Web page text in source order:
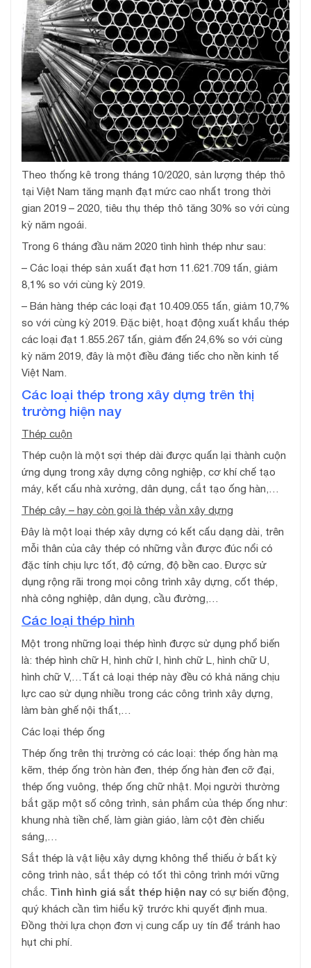
Theo thống kê trong tháng 10/2020, sản lượng thép thô
tại Việt Nam tăng mạnh đạt mức cao nhất trong thời
gian 2019 – 2020, tiêu thụ thép thô tăng 30% so với cùng
kỳ năm ngoái.
Trong 6 tháng đầu năm 2020 tình hình thép như sau:
– Các loại thép sản xuất đạt hơn 11.621.709 tấn, giảm
8,1% so với cùng kỳ 2019.
– Bán hàng thép các loại đạt 10.409.055 tấn, giảm 10,7%
so với cùng kỳ 2019. Đặc biệt, hoạt động xuất khẩu thép
các loại đạt 1.855.267 tấn, giảm đến 24,6% so với cùng
kỳ năm 2019, đây là một điều đáng tiếc cho nền kinh tế
Việt Nam.
Các loại thép trong xây dựng trên thị
trường hiện nay
Thép cuộn
Thép cuộn là một sợi thép dài được quấn lại thành cuộn
ứng dụng trong xây dựng công nghiệp, cơ khí chế tạo
máy, kết cấu nhà xưởng, dân dụng, cắt tạo ống hàn,…
Thép cây – hay còn gọi là thép vằn xây dựng
Đây là một loại thép xây dựng có kết cấu dạng dài, trên
mỗi thân của cây thép có những vằn được đúc nổi có
đặc tính chịu lực tốt, độ cứng, độ bền cao. Được sử
dụng rộng rãi trong mọi công trình xây dựng, cốt thép,
nhà công nghiệp, dân dụng, cầu đường,…
Các loại thép hình
Một trong những loại thép hình được sử dụng phổ biến
là: thép hình chữ H, hình chữ I, hình chữ L, hình chữ U,
hình chữ V,…Tất cả loại thép này đều có khả năng chịu
lực cao sử dụng nhiều trong các công trình xây dựng,
làm bàn ghế nội thất,…
Các loại thép ống
Thép ống trên thị trường có các loại: thép ống hàn mạ
kẽm, thép ống tròn hàn đen, thép ống hàn đen cỡ đại,
thép ống vuông, thép ống chữ nhật. Mọi người thường
bắt gặp một số công trình, sản phẩm của thép ống như:
khung nhà tiền chế, làm giàn giáo, làm cột đèn chiếu
sáng,…
Sắt thép là vật liệu xây dựng không thể thiếu ở bất kỳ
công trình nào, sắt thép có tốt thì công trình mới vững
chắc. Tình hình giá sắt thép hiện nay có sự biến động,
quý khách cần tìm hiểu kỹ trước khi quyết định mua.
Đồng thời lựa chọn đơn vị cung cấp uy tín để tránh hao
hụt chi phí.